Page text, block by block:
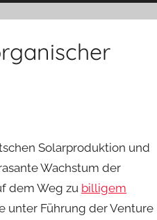
Solarproduktion und
Wachstum der
dem Weg zu billigem
unter Führung der Venture